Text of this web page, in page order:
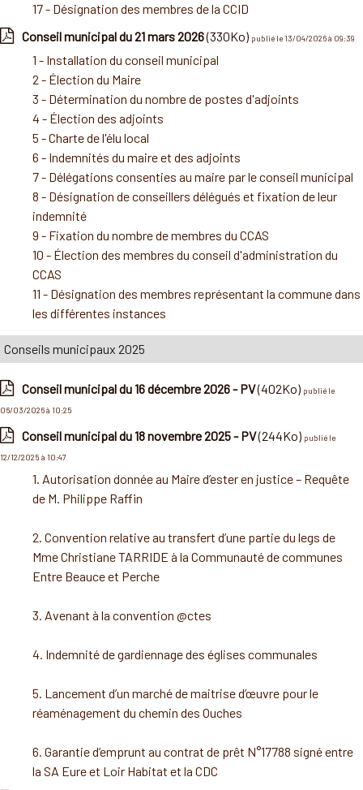
17 - Désignation des membres de la CCID
Conseil municipal du 21 mars 2026(330Ko) publié le 13/04/2026 à 09:39
1 - Installation du conseil municipal
2 - Élection du Maire
3 - Détermination du nombre de postes d'adjoints
4 - Élection des adjoints
5 - Charte de l'élu local
6 - Indemnités du maire et des adjoints
7 - Délégations consenties au maire par le conseil municipal
8 - Désignation de conseillers délégués et fixation de leur
indemnité
9 - Fixation du nombre de membres du CCAS
10 - Élection des membres du conseil d'administration du
CCAS
11 - Désignation des membres représentant la commune dans
les différentes instances
Conseils municipaux 2025
Conseil municipal du 16 décembre 2026 - PV(402Ko) publié le
06/03/2026 à 10:25
Conseil municipal du 18 novembre 2025 - PV(244Ko) publié le
12/12/2025 à 10:47
1. Autorisation donnée au Maire d’ester en justice – Requête
de M. Philippe Raffin
2. Convention relative au transfert d’une partie du legs de
Mme Christiane TARRIDE à la Communauté de communes
Entre Beauce et Perche
3. Avenant à la convention @ctes
4. Indemnité de gardiennage des églises communales
5. Lancement d’un marché de maitrise d’œuvre pour le
réaménagement du chemin des Ouches
6. Garantie d’emprunt au contrat de prêt N°17788 signé entre
la SA Eure et Loir Habitat et la CDC